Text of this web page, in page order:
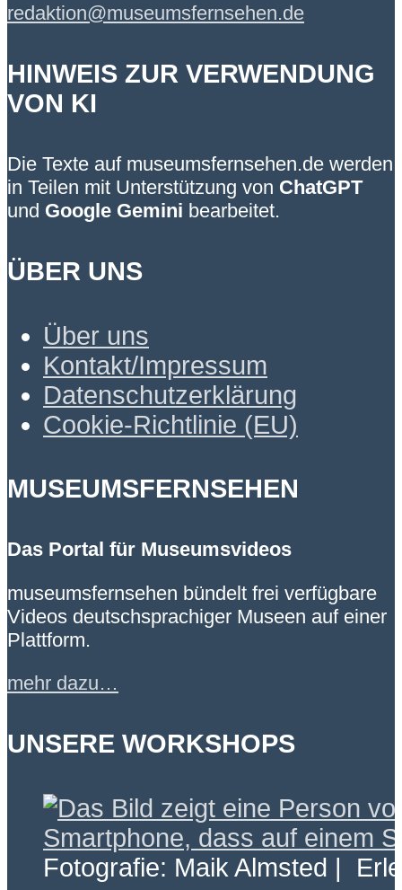
redaktion@museumsfernsehen.de
HINWEIS ZUR VERWENDUNG
VON KI
Die Texte auf museumsfernsehen.de werden
in Teilen mit Unterstützung von ChatGPT
und Google Gemini bearbeitet.
ÜBER UNS
Über uns
Kontakt/Impressum
Datenschutzerklärung
Cookie-Richtlinie (EU)
MUSEUMSFERNSEHEN
Das Portal für Museumsvideos
museumsfernsehen bündelt frei verfügbare
Videos deutschsprachiger Museen auf einer
Plattform.
mehr dazu…
UNSERE WORKSHOPS
Fotografie: Maik Almsted |